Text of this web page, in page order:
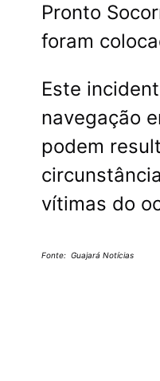
Pronto
foram
Este
navegação
podem
vítimas do
Fonte: Guajará Notícias